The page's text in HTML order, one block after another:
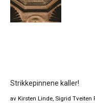
Strikkepinnene kaller!
av Kirsten Linde, Sigrid Tveiten